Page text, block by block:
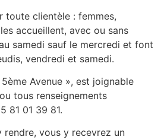
toute clientèle : femmes,
accueillent, avec ou sans
samedi sauf le mercredi et font
vendredi et samedi.
Avenue », est joignable
tous renseignements
81 01 39 81.
rendre, vous y recevrez un